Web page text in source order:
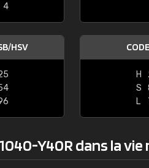
4
HSV
H
S
L
Y40R dans la vie